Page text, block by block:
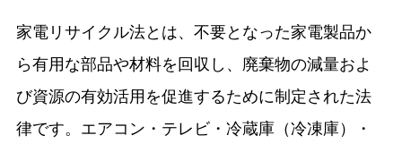
家電リサイクル法とは、不要となった家電製品か
ら有用な部品や材料を回収し、廃棄物の減量およ
び資源の有効活用を促進するために制定された法
律です。エアコン・テレビ・冷蔵庫（冷凍庫）・